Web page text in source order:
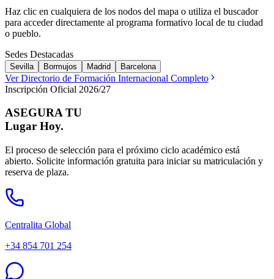
Haz clic en cualquiera de los nodos del mapa o utiliza el buscador
para acceder directamente al programa formativo local de tu ciudad
o pueblo.
Sedes Destacadas
Sevilla Bormujos Madrid Barcelona
Ver Directorio de Formación Internacional Completo
Inscripción Oficial 2026/27
ASEGURA TU
Lugar Hoy.
El proceso de selección para el próximo ciclo académico está
abierto. Solicite información gratuita para iniciar su matriculación y
reserva de plaza.
Centralita Global
+34 854 701 254